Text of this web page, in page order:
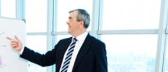
Administración de Empresas
Deportes y Ocio
Educación
Otras Temáticas